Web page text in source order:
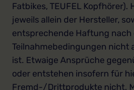
Fatbikes, TEUFEL
jeweils allein der Hersteller,
entsprechende Haftung nach
Teilnahmebedingungen nicht
ist. Etwaige Ansprüche
oder entstehen insofern für
Fremd-/Drittprodukte nicht.